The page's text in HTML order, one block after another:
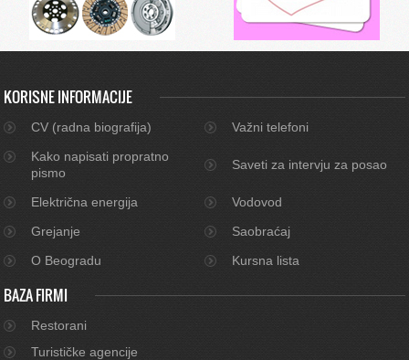
KORISNE INFORMACIJE
CV (radna biografija)
Važni telefoni
Kako napisati propratno
pismo
Saveti za intervju za posao
Električna energija
Vodovod
Grejanje
Saobraćaj
O Beogradu
Kursna lista
BAZA FIRMI
Restorani
Turističke agencije